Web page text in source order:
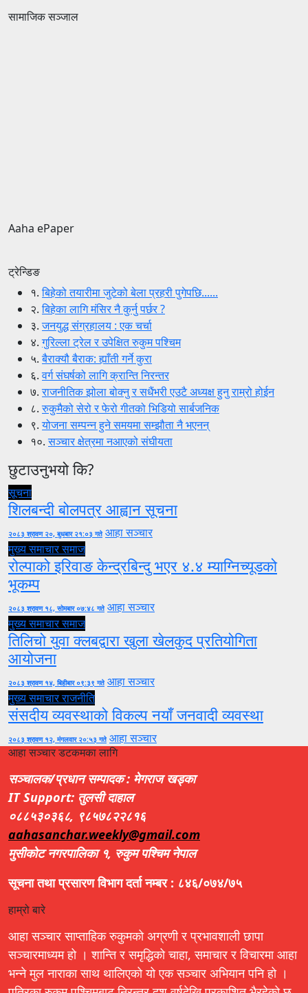
सामाजिक सञ्जाल
Aaha ePaper
ट्रेन्डिङ
१.बिहेको तयारीमा जुटेको बेला प्रहरी पुगेपछि......
२.बिहेका लागि मंसिर नै कुर्नु पर्छर ?
३.जनयुद्ध संग्रहालय : एक चर्चा
४.गुरिल्ला ट्रेल र उपेक्षित रुकुम पश्चिम
५.बैराक्यौ बैराक: ह्याँती गर्ने कुरा
६.वर्ग संघर्षको लागि क्रान्ति निरन्तर
७.राजनीतिक झोला बोक्नु र सधैंभरी एउटै अध्यक्ष हुनु राम्रो होईन
८.रुकुमैको सेरो र फेरो गीतको भिडियो सार्बजनिक
९.योजना सम्पन्न हुने समयमा सम्झौता नै भएनन्
१०.सञ्चार क्षेत्रमा नआएको संघीयता
छुटाउनुभयो कि?
सूचना
शिलबन्दी बोलपत्र आह्वान सूचना
२०८३ श्रावण २०, बुधबार २१:०३ गते आहा सञ्चार
मुख्य समाचारसमाज
रोल्पाको इरिवाङ केन्द्रबिन्दु भएर ४.४ म्याग्निच्यूडको
भूकम्प
२०८३ श्रावण १८, सोमबार ०७:४८ गते आहा सञ्चार
मुख्य समाचारसमाज
तिलिचो युवा क्लबद्वारा खुला खेलकुद प्रतियोगिता
आयोजना
२०८३ श्रावण १४, बिहीबार ०९:३९ गते आहा सञ्चार
मुख्य समाचारराजनीति
संसदीय व्यवस्थाको विकल्प नयाँ जनवादी व्यवस्था
२०८३ श्रावण १२, मंगलवार २०:५३ गते आहा सञ्चार
आहा सञ्चार डटकमका लागि
सञ्चालक/प्रधान सम्पादक : मेगराज खड्का
IT Support: तुलसी दाहाल
०८८५३०३६८, ९८५७८२२८१६
aahasanchar.weekly@gmail.com
मुसीकोट नगरपालिका १, रुकुम पश्चिम नेपाल
सूचना तथा प्रसारण विभाग दर्ता नम्बर : ८४६/०७४/७५
हाम्रो बारे
आहा सञ्चार साप्ताहिक रुकुमको अग्रणी र प्रभावशाली छापा
सञ्चारमाध्यम हो । शान्ति र समृद्धिको चाहा, समाचार र विचारमा आहा
भन्ने मुल नाराका साथ थालिएको यो एक सञ्चार अभियान पनि हो ।